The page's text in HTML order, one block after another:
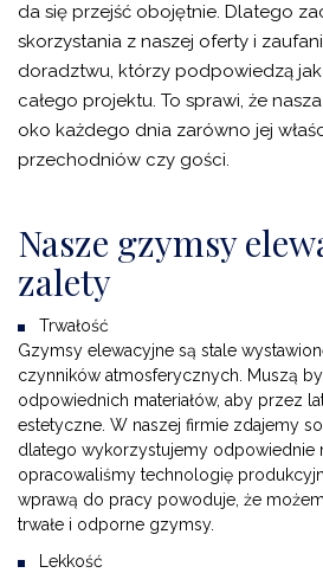
da się przejść obojętnie. Dlatego
skorzystania z naszej oferty i
doradztwu, którzy podpowiedzą
całego projektu. To sprawi, że
oko każdego dnia zarówno jej
przechodniów czy gości.
Nasze gzymsy
zalety
Trwałość
Gzymsy elewacyjne są stale
czynników atmosferycznych. Muszą
odpowiednich materiałów, aby przez
estetyczne. W naszej firmie zdajemy
dlatego wykorzystujemy odpowiednie
opracowaliśmy technologię
wprawą do pracy powoduje, że
trwałe i odporne gzymsy.
Lekkość